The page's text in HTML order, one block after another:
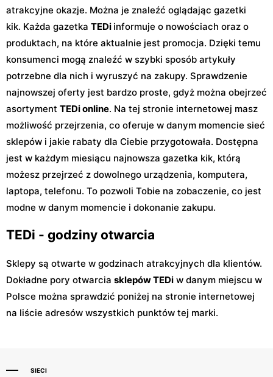
atrakcyjne okazje. Można je znaleźć oglądając gazetki
kik. Każda gazetka TEDi informuje o nowościach oraz o
produktach, na które aktualnie jest promocja. Dzięki temu
konsumenci mogą znaleźć w szybki sposób artykuły
potrzebne dla nich i wyruszyć na zakupy. Sprawdzenie
najnowszej oferty jest bardzo proste, gdyż można obejrzeć
asortyment TEDi online. Na tej stronie internetowej masz
możliwość przejrzenia, co oferuje w danym momencie sieć
sklepów i jakie rabaty dla Ciebie przygotowała. Dostępna
jest w każdym miesiącu najnowsza gazetka kik, którą
możesz przejrzeć z dowolnego urządzenia, komputera,
laptopa, telefonu. To pozwoli Tobie na zobaczenie, co jest
modne w danym momencie i dokonanie zakupu.
TEDi - godziny otwarcia
Sklepy są otwarte w godzinach atrakcyjnych dla klientów.
Dokładne pory otwarcia sklepów TEDi w danym miejscu w
Polsce można sprawdzić poniżej na stronie internetowej
na liście adresów wszystkich punktów tej marki.
SIECI